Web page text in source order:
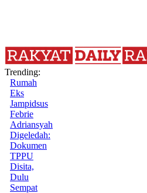
Trending:
Rumah
Eks
Jampidsus
Febrie
Adriansyah
Digeledah:
Dokumen
TPPU
Disita,
Dulu
Sempat